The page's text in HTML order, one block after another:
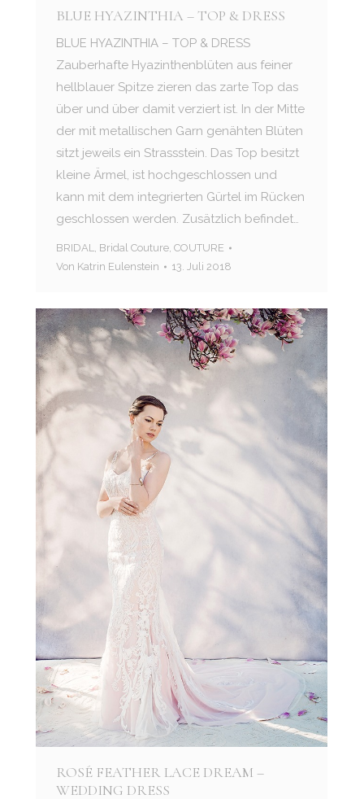
BLUE HYAZINTHIA – TOP & DRESS
BLUE HYAZINTHIA – TOP & DRESS
Zauberhafte Hyazinthenblüten aus feiner
hellblauer Spitze zieren das zarte Top das
über und über damit verziert ist. In der Mitte
der mit metallischen Garn genähten Blüten
sitzt jeweils ein Strassstein. Das Top besitzt
kleine Ärmel, ist hochgeschlossen und
kann mit dem integrierten Gürtel im Rücken
geschlossen werden. Zusätzlich befindet…
BRIDAL, Bridal Couture, COUTURE
Von Katrin Eulenstein 13. Juli 2018
ROSÉ FEATHER LACE DREAM –
WEDDING DRESS